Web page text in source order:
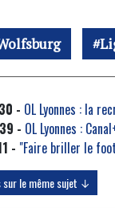
- OL Lyonnes : la
- OL Lyonnes :
- "Faire briller le
le même sujet ↓